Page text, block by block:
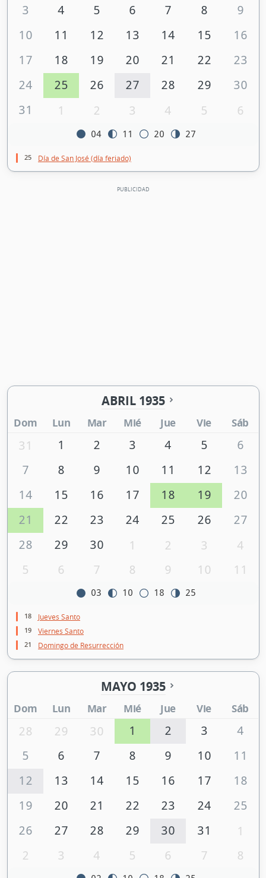
3
4 5 6 7 8
9
10
11 12 13 14 15
16
17
18 19 20 21 22
23
24
25 26 27 28 29
30
31
1 2 3 4 5 6
04 11 20 27
25 Día de San José (día feriado)
ABRIL 1935
Dom Lun Mar Mié Jue Vie Sáb
31 1 2 3 4 5
6
7
8 9 10 11 12
13
14
15 16 17 18 19
20
21
22 23 24 25 26
27
28
29 30 1 2 3
4
5
6 7 8 9 10 11
03 10 18 25
18 Jueves Santo
19 Viernes Santo
21 Domingo de Resurrección
MAYO 1935
Dom Lun Mar Mié Jue Vie Sáb
28 29 30 1 2 3
4
5
6 7 8 9 10
11
12
13 14 15 16 17
18
19
20 21 22 23 24
25
26
27 28 29 30 31
1
2
3 4 5 6 7 8